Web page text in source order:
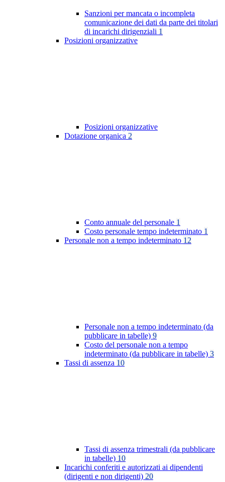
Sanzioni per mancata o incompleta
comunicazione dei dati da parte dei titolari
di incarichi dirigenziali 1
Posizioni organizzative
Posizioni organizzative
Dotazione organica 2
Conto annuale del personale 1
Costo personale tempo indeterminato 1
Personale non a tempo indeterminato 12
Personale non a tempo indeterminato (da
pubblicare in tabelle) 9
Costo del personale non a tempo
indeterminato (da pubblicare in tabelle) 3
Tassi di assenza 10
Tassi di assenza trimestrali (da pubblicare
in tabelle) 10
Incarichi conferiti e autorizzati ai dipendenti
(dirigenti e non dirigenti) 20